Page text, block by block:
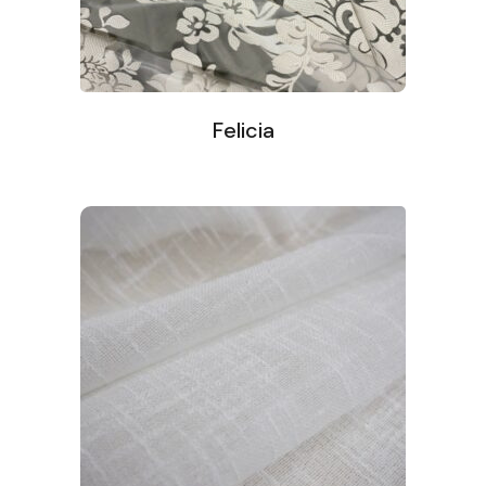
Felicia